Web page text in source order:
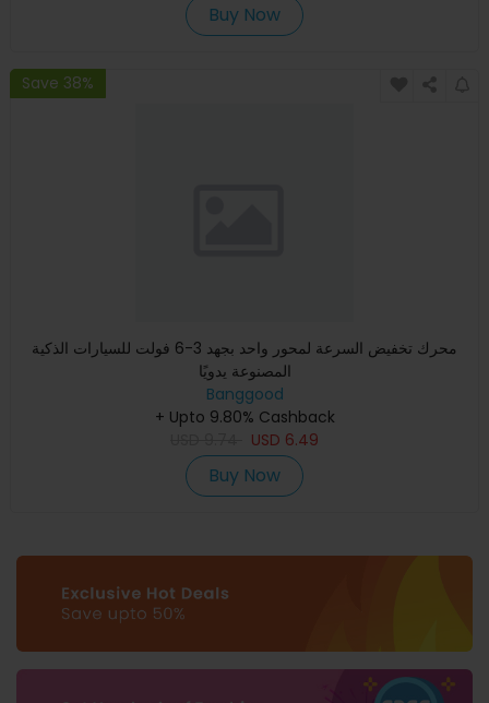
Buy Now
Save 38%
محرك تخفيض السرعة لمحور واحد بجهد 3-6 فولت للسيارات الذكية
المصنوعة يدويًا
Banggood
+ Upto 9.80% Cashback
USD 6.49
Buy Now